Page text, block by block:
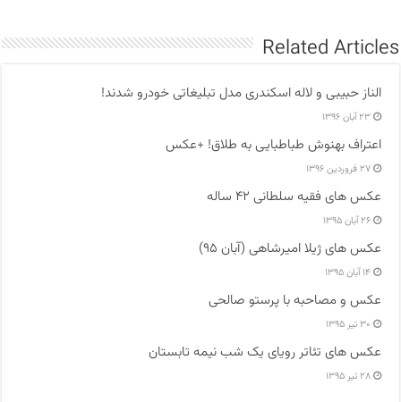
Related Articles
الناز حبیبی و لاله اسکندری مدل تبلیغاتی خودرو شدند!
۲۳ آبان ۱۳۹۶
اعتراف بهنوش طباطبایی به طلاق! +عکس
۲۷ فروردین ۱۳۹۶
عکس های فقیه سلطانی ۴۲ ساله
۲۶ آبان ۱۳۹۵
عکس های ژیلا امیرشاهی (آبان ۹۵)
۱۴ آبان ۱۳۹۵
عکس و مصاحبه با پرستو صالحی
۳۰ تیر ۱۳۹۵
عکس های تئاتر رویای یک شب نیمه تابستان
۲۸ تیر ۱۳۹۵